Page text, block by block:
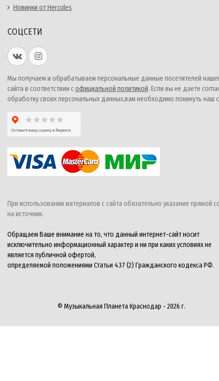
Новинки от Hercules
СОЦСЕТИ
Мы получаем и обрабатываем персональные данные посетителей
сайта в соответствии софициальной политикой. Если вы не даете
обработку своих персональных данных,вам необходимо покинуть наш
При использовании материалов с сайта обязательно указание прямой
на источник.
Обращаем Ваше внимание на то, что данный интернет-сайт носит
исключительно информационный характер и ни при каких условиях не
является публичной офертой,
определяемой положениями Статьи 437 (2) Гражданского кодекса РФ.
© Музыкальная Планета Краснодар - 2026 г.